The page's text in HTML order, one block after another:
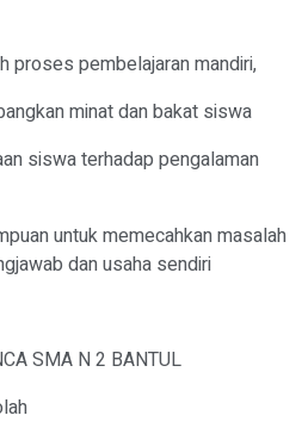
proses pembelajaran mandiri,
minat dan bakat siswa
siswa terhadap pengalaman
untuk memecahkan masalah
dan usaha sendiri
SMA N 2 BANTUL